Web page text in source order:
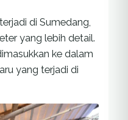
di Sumedang,
yang lebih detail.
ke dalam
yang terjadi di